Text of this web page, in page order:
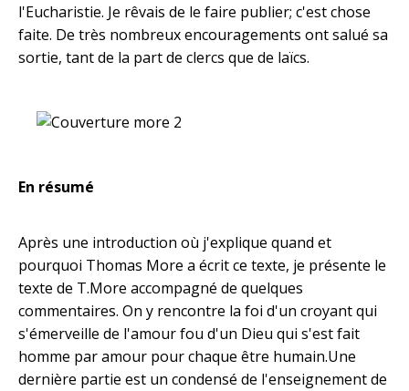
l'Eucharistie. Je rêvais de le faire publier; c'est chose
faite. De très nombreux encouragements ont salué sa
sortie, tant de la part de clercs que de laïcs.
En résumé
Après une introduction où j'explique quand et
pourquoi Thomas More a écrit ce texte, je présente le
texte de T.More accompagné de quelques
commentaires. On y rencontre la foi d'un croyant qui
s'émerveille de l'amour fou d'un Dieu qui s'est fait
homme par amour pour chaque être humain.Une
dernière partie est un condensé de l'enseignement de